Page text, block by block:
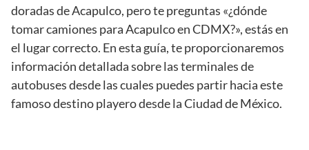
doradas de Acapulco, pero te preguntas «¿dónde
tomar camiones para Acapulco en CDMX?», estás en
el lugar correcto. En esta guía, te proporcionaremos
información detallada sobre las terminales de
autobuses desde las cuales puedes partir hacia este
famoso destino playero desde la Ciudad de México.